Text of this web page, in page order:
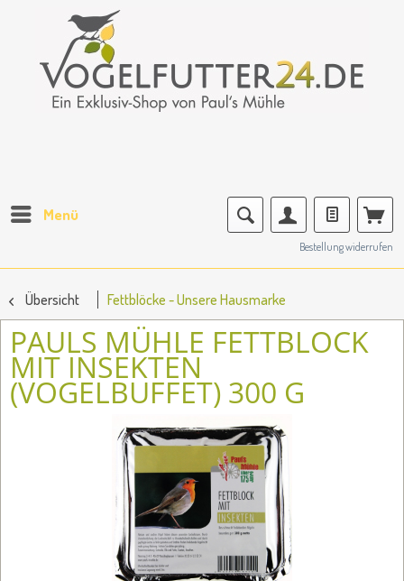
Menü
Bestellung widerrufen
Übersicht Fettblöcke - Unsere Hausmarke
PAULS MÜHLE FETTBLOCK
MIT INSEKTEN
(VOGELBUFFET) 300 G